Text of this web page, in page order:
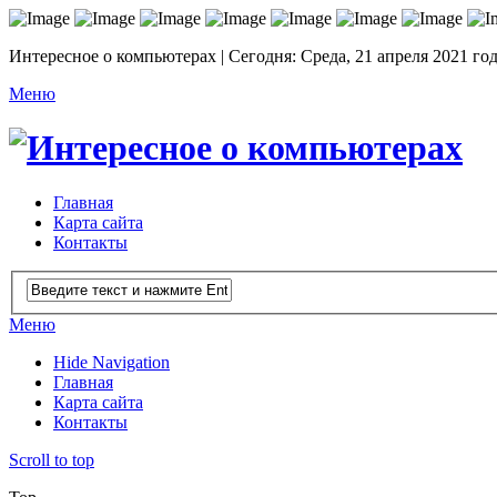
Интересное о компьютерах | Сегодня: Среда, 21 апреля 2021
Меню
Главная
Карта сайта
Контакты
Меню
Hide Navigation
Главная
Карта сайта
Контакты
Scroll to top